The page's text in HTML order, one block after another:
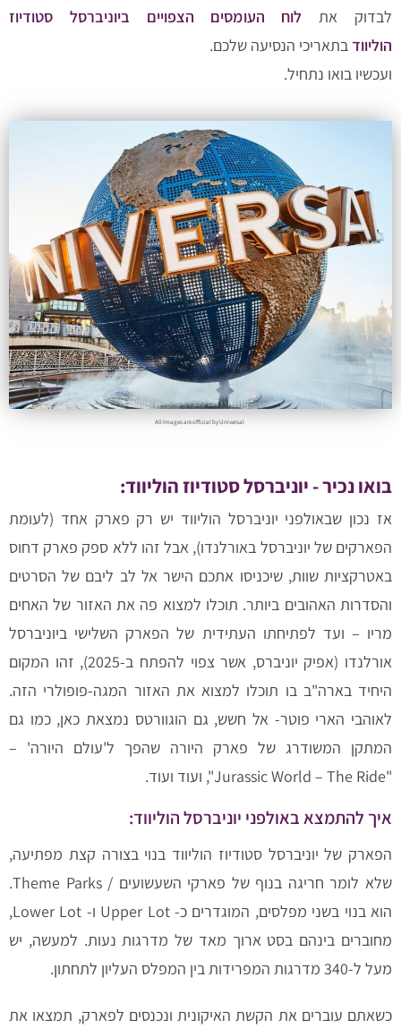
לבדוק את
לוח העומסים הצפויים ביוניברסל סטודיוז
הוליוודבתאריכי הנסיעה שלכם.
ועכשיו בואו נתחיל.
בואו נכיר - יוניברסל סטודיוז הוליווד:
אז נכון שבאולפני יוניברסל הוליווד יש רק פארק אחד (לעומת
הפארקים של יוניברסל באורלנדו), אבל זהו ללא ספק פארק דחוס
באטרקציות שוות, שיכניסו אתכם הישר אל לב ליבם של הסרטים
והסדרות האהובים ביותר. תוכלו למצוא פה את האזור של האחים
מריו – ועד לפתיחתו העתידית של הפארק השלישי ביוניברסל
אורלנדו (אפיק יוניברס, אשר צפוי להפתח ב-2025), זהו המקום
היחיד בארה"ב בו תוכלו למצוא את האזור המגה-פופולרי הזה.
לאוהבי הארי פוטר- אל חשש, גם הוגוורטס נמצאת כאן, כמו גם
המתקן המשודרג של פארק היורה שהפך ל'עולם היורה' –
"Jurassic World – The Ride", ועוד ועוד.
איך להתמצא באולפני יוניברסל הוליווד:
הפארק של יוניברסל סטודיוז הוליווד בנוי בצורה קצת מפתיעה,
שלא לומר חריגה בנוף של פארקי השעשועים / Theme Parks.
הוא בנוי בשני מפלסים, המוגדרים כ- Upper Lot ו- Lower Lot,
מחוברים בינהם בסט ארוך מאד של מדרגות נעות. למעשה, יש
מעל ל-340 מדרגות המפרידות בין המפלס העליון לתחתון.
כשאתם עוברים את הקשת האיקונית ונכנסים לפארק, תמצאו את